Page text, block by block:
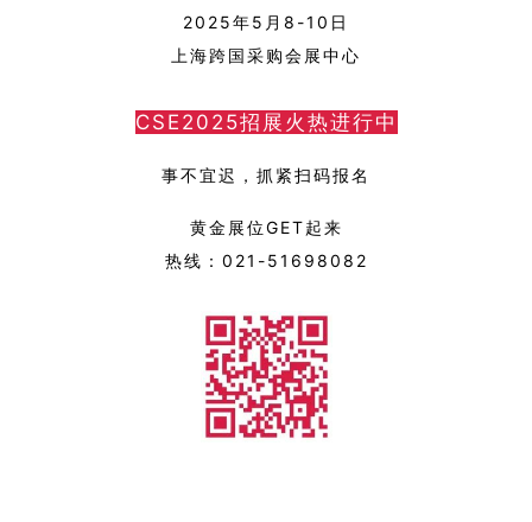
2025年5月8-10日
上海跨国采购会展中心
CSE2025招展火热进行中
事不宜迟，抓紧扫码报名
黄金展位GET起来
热线：021-51698082